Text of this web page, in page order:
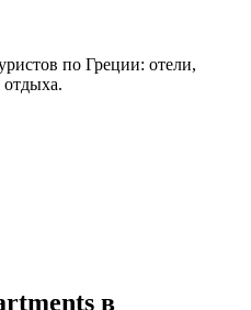
по Греции: отели,
отдыха.
в